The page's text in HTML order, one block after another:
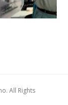
All Rights